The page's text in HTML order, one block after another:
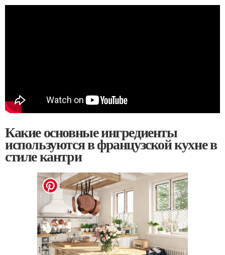
Какие основные ингредиенты
используются в французской кухне в
стиле кантри